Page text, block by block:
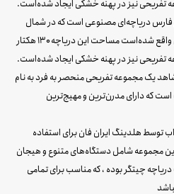
فارس دریاچه‌ای مصنوعی است که در شمال
غرب تهران و منطقه ۲۲ شهرداری تهران واقع شده‌است مساحت این دریاچه ۱۳۰ هکتار
۱۲۰ هکتار مجموعه تفریحی نیز در پهنه خشکی ایجاد شده‌است.
یک مجموعه تفریحی منحصر به فرد به نام
که دارای مدرن‌ترین و مهیج‌ترین
توسط هلدینگ ایران فان برای استفاده
مجموعه شامل دستگاه‌های متنوع و هیجان
چیتگر بوده ، که مناسب برای تمامی